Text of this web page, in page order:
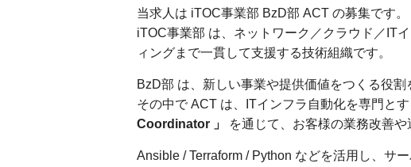
当求人は iTOC事業部 BzD部 ACT の募集です。
iTOC事業部 は、ネットワーク／クラウド／IT
ィングまで一貫して支援する技術組織です。
BzD部 は、新しい事業や提供価値をつくる役割
その中で ACT は、ITインフラ自動化を専門と
Coordinator 」
を通じて、お客様の業務改善や
Ansible / Terraform / Python などを活用し、サ